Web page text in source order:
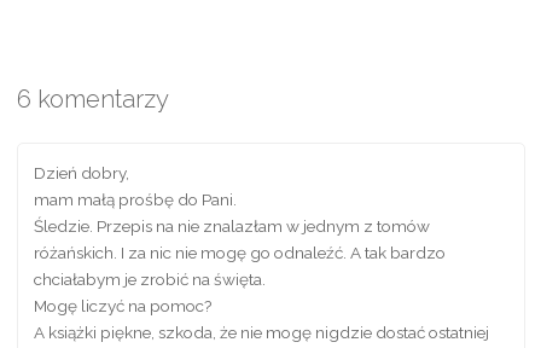
6 komentarzy
Dzień dobry,
mam małą prośbę do Pani.
Śledzie. Przepis na nie znalazłam w jednym z tomów
różańskich. I za nic nie mogę go odnaleźć. A tak bardzo
chciałabym je zrobić na święta.
Mogę liczyć na pomoc?
A książki piękne, szkoda, że nie mogę nigdzie dostać ostatniej